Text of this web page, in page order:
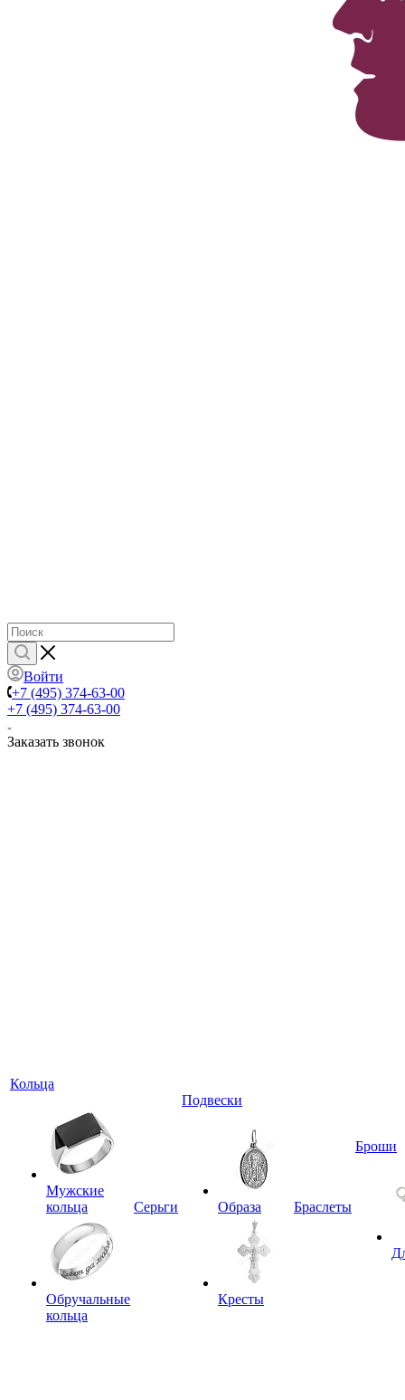
Войти
+7 (495) 374-63-00
+7 (495) 374-63-00
Заказать звонок
Кольца
Мужские
кольца
Обручальные
кольца
Серьги
Подвески
Образа
Кресты
Браслеты
Броши